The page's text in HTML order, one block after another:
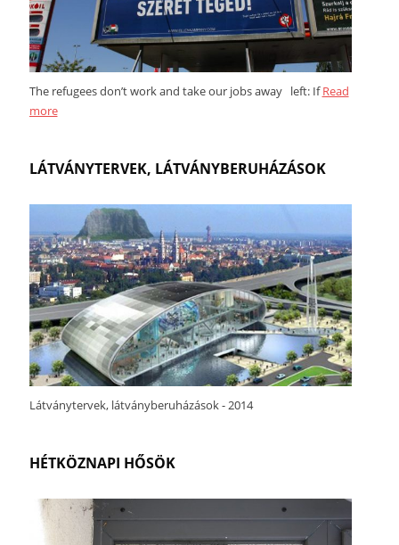
The refugees don’t work and take our jobs away left: IfRead
more
LÁTVÁNYTERVEK, LÁTVÁNYBERUHÁZÁSOK
Látványtervek, látványberuházások - 2014
HÉTKÖZNAPI HŐSÖK